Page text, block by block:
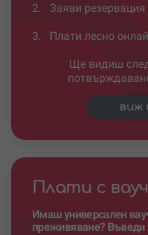
2. Заяви резервация
3. Плати лесно
Ще видиш
виж
Плати с
Имаш универсален
преживяване? Въведи